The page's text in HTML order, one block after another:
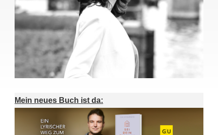
Mein neues Buch ist da: